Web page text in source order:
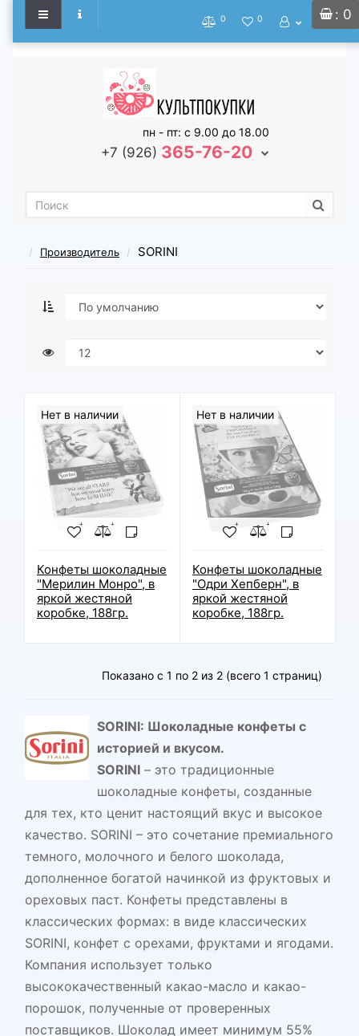
: 0
0 0
пн - пт: с 9.00 до 18.00
+7 (926) 365-76-20
Производитель SORINI
Нет в наличии
Конфеты шоколадные
"Мерилин Монро", в
яркой жестяной
коробке, 188гр.
Нет в наличии
Конфеты шоколадные
"Одри Хепберн", в
яркой жестяной
коробке, 188гр.
Показано с 1 по 2 из 2 (всего 1 страниц)
SORINI: Шоколадные конфеты с
историей и вкусом.
SORINI – это традиционные
шоколадные конфеты, созданные
для тех, кто ценит настоящий вкус и высокое
качество. SORINI – это сочетание премиального
темного, молочного и белого шоколада,
дополненное богатой начинкой из фруктовых и
ореховых паст. Конфеты представлены в
классических формах: в виде классических
SORINI, конфет с орехами, фруктами и ягодами.
Компания использует только
высококачественный какао-масло и какао-
порошок, полученные от проверенных
поставщиков. Шоколад имеет минимум 55%